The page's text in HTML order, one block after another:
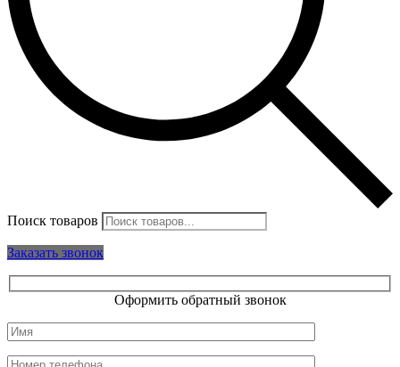
Поиск товаров
Заказать звонок
Оформить обратный звонок